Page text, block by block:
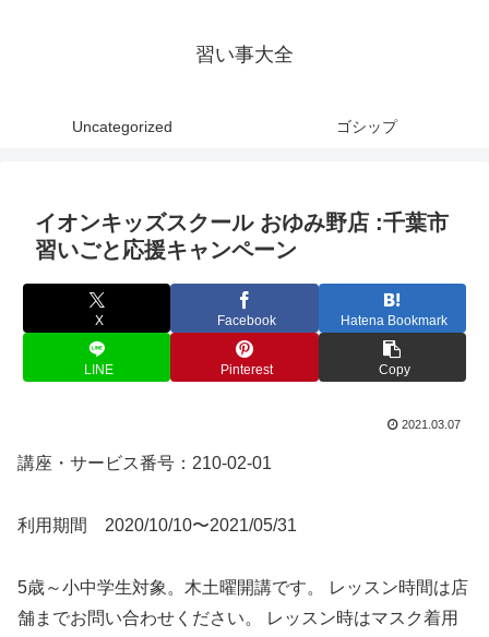
習い事大全
Uncategorized ゴシップ
イオンキッズスクール おゆみ野店 :千葉市
習いごと応援キャンペーン
X Facebook Hatena Bookmark
LINE Pinterest Copy
2021.03.07
講座・サービス番号：210-02-01
利用期間 2020/10/10〜2021/05/31
5歳～小中学生対象。木土曜開講です。 レッスン時間は店
舗までお問い合わせください。 レッスン時はマスク着用